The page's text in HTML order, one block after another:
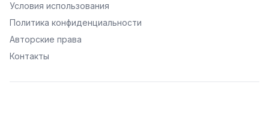
Условия использования
Политика конфиденциальности
Авторские права
Контакты